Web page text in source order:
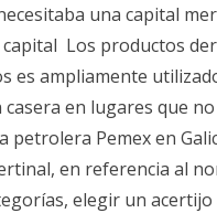
una capital
Los productos
es ampliamente
en lugares que
petrolera Pemex en
en referencia al
elegir un acertijo